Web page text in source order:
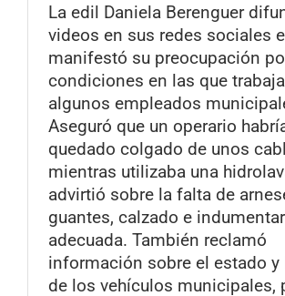
La edil Daniela Berenguer
videos en sus redes sociales
manifestó su preocupación
condiciones en las que
algunos empleados
Aseguró que un operario
quedado colgado de unos
mientras utilizaba una
advirtió sobre la falta de
guantes, calzado e
adecuada. También reclamó
información sobre el estado y
de los vehículos municipales,